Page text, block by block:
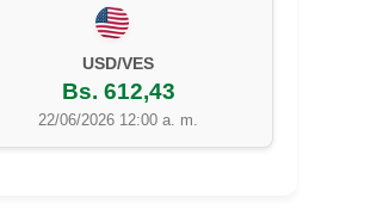
EUR/VES
Bs. 702,42
22/06/2026 12:00 a. m.